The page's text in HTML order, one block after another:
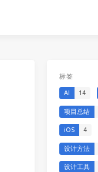
标签
AI 14
项目总结
iOS 4
设计方法
设计工具